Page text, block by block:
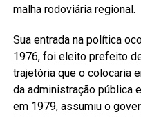
malha rodoviária regional.
Sua entrada na política
1976, foi eleito prefeito
trajetória que o colocaria
da administração pública
em 1979, assumiu o